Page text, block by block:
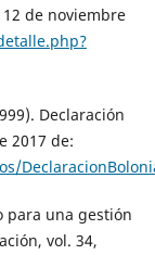
de noviembre
Declaración
2017 de:
para una gestión
vol. 34,